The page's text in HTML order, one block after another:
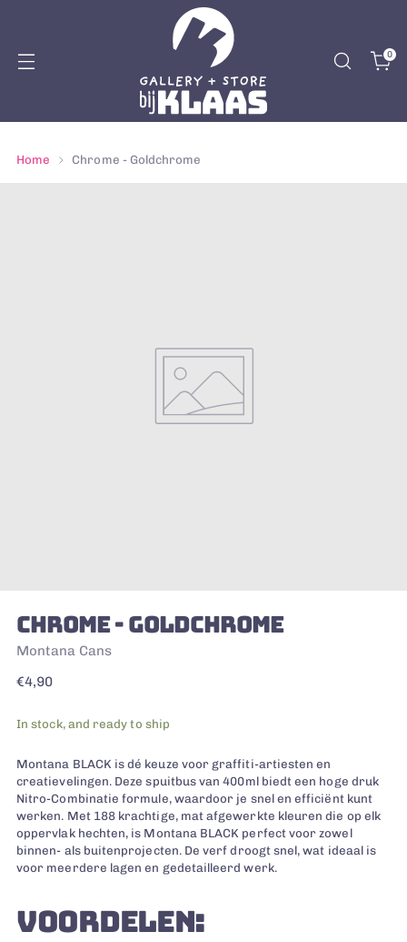
0
Home Chrome - Goldchrome
CHROME - GOLDCHROME
Montana Cans
Regular
€4,90
In stock, and ready to ship
Montana BLACK is dé keuze voor graffiti-artiesten en
creatievelingen. Deze spuitbus van 400ml biedt een hoge druk
Nitro-Combinatie formule, waardoor je snel en efficiënt kunt
werken. Met 188 krachtige, mat afgewerkte kleuren die op elk
oppervlak hechten, is Montana BLACK perfect voor zowel
binnen- als buitenprojecten. De verf droogt snel, wat ideaal is
voor meerdere lagen en gedetailleerd werk.
VOORDELEN: